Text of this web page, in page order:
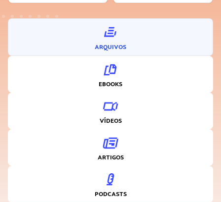
ARQUIVOS
EBOOKS
VÍDEOS
ARTIGOS
PODCASTS